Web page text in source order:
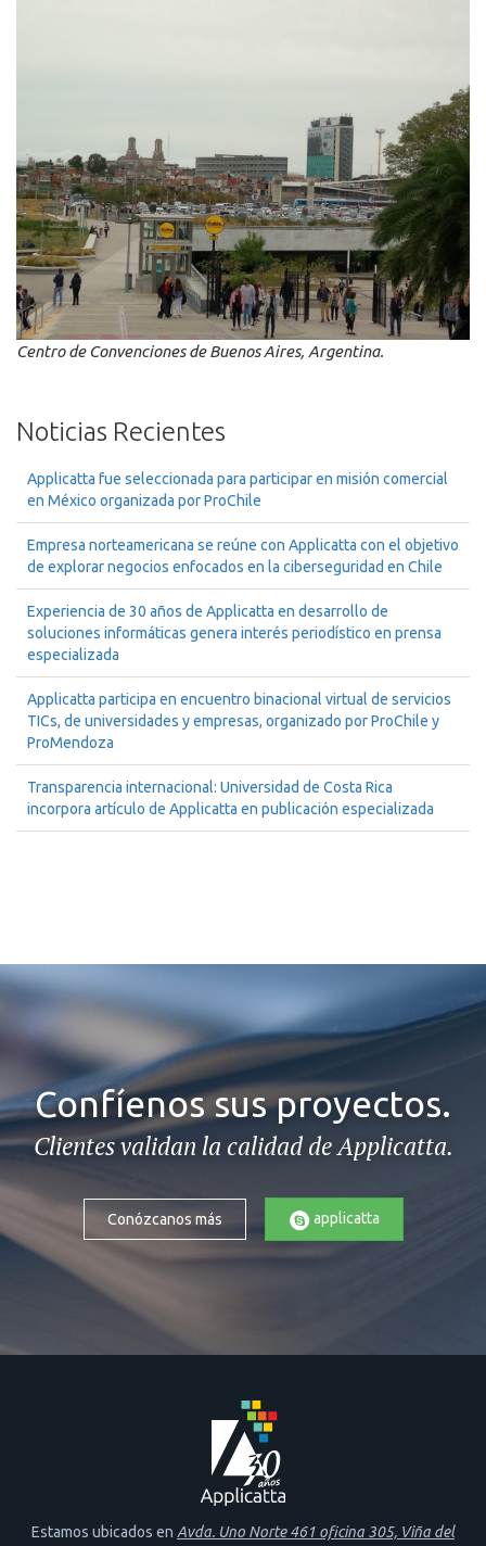
Centro de Convenciones de Buenos Aires, Argentina.
Noticias Recientes
Applicatta fue seleccionada para participar en misión comercial
en México organizada por ProChile
Empresa norteamericana se reúne con Applicatta con el objetivo
de explorar negocios enfocados en la ciberseguridad en Chile
Experiencia de 30 años de Applicatta en desarrollo de
soluciones informáticas genera interés periodístico en prensa
especializada
Applicatta participa en encuentro binacional virtual de servicios
TICs, de universidades y empresas, organizado por ProChile y
ProMendoza
Transparencia internacional: Universidad de Costa Rica
incorpora artículo de Applicatta en publicación especializada
Confíenos sus proyectos.
Clientes validan la calidad de Applicatta.
Conózcanos más applicatta
Estamos ubicados en Avda. Uno Norte 461 oficina 305, Viña del